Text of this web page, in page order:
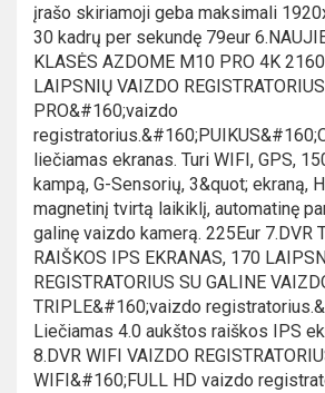
įrašo skiriamoji geba maksimali
30 kadrų per sekundę 79eur
KLASĖS AZDOME M10 PRO 4K
LAIPSNIŲ VAIZDO
PRO&#160;vaizdo
liečiamas ekranas. Turi WIFI, GPS,
kampą, G-Sensorių, 3&quot; ekraną,
magnetinį tvirtą laikiklį, automatinę
galinę vaizdo kamerą. 225Eur 7.DVR
RAIŠKOS IPS EKRANAS, 170
REGISTRATORIUS SU GALINE
TRIPLE&#160;vaizdo
Liečiamas 4.0 aukštos raiškos IPS
8.DVR WIFI VAIZDO
WIFI&#160;FULL HD vaizdo